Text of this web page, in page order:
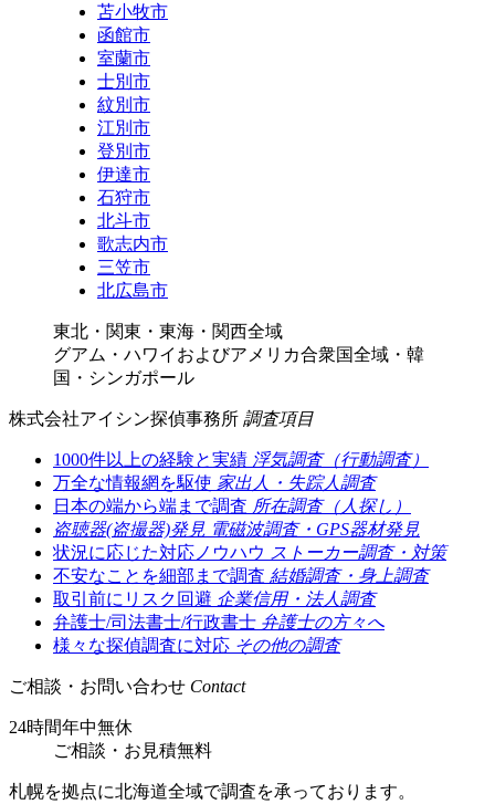
苫小牧市
函館市
室蘭市
士別市
紋別市
江別市
登別市
伊達市
石狩市
北斗市
歌志内市
三笠市
北広島市
東北・関東・東海・関西全域
グアム・ハワイおよびアメリカ合衆国全域・韓
国・シンガポール
株式会社アイシン探偵事務所 調査項目
1000件以上の経験と実績 浮気調査（行動調査）
万全な情報網を駆使 家出人・失踪人調査
日本の端から端まで調査 所在調査（人探し）
盗聴器(盗撮器)発見 電磁波調査・GPS器材発見
状況に応じた対応ノウハウ ストーカー調査・対策
不安なことを細部まで調査 結婚調査・身上調査
取引前にリスク回避 企業信用・法人調査
弁護士/司法書士/行政書士 弁護士の方々へ
様々な探偵調査に対応 その他の調査
ご相談・お問い合わせ Contact
24時間年中無休
ご相談 ・ お見積無料
札幌を拠点に北海道全域で調査を承っております。